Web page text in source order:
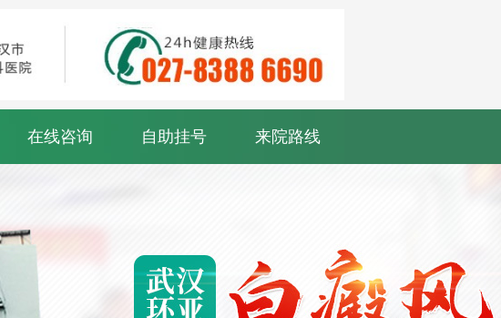
在线咨询 自助挂号 来院路线